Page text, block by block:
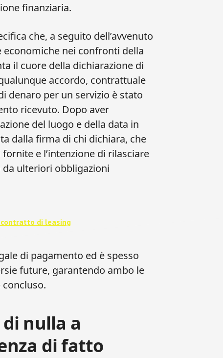
finanziaria.
che, a seguito dell’avvenuto
nei confronti della
il cuore della dichiarazione di
accordo, contrattuale
denaro per un servizio è stato
ricevuto. Dopo aver
del luogo e della data in
dalla firma di chi dichiara, che
e l’intenzione di rilasciare
ulteriori obbligazioni
di leasing​
di pagamento ed è spesso
future, garantendo ambo le
nulla a
di fatto